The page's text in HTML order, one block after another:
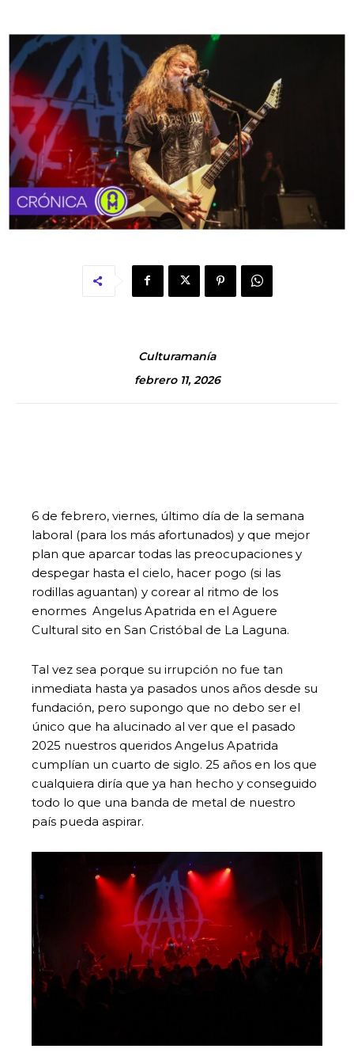
Culturamanía
febrero 11, 2026
6 de febrero, viernes, último día de la semana
laboral (para los más afortunados) y que mejor
plan que aparcar todas las preocupaciones y
despegar hasta el cielo, hacer pogo (si las
rodillas aguantan) y corear al ritmo de los
enormes Angelus Apatrida en el Aguere
Cultural sito en San Cristóbal de La Laguna.
Tal vez sea porque su irrupción no fue tan
inmediata hasta ya pasados unos años desde su
fundación, pero supongo que no debo ser el
único que ha alucinado al ver que el pasado
2025 nuestros queridos Angelus Apatrida
cumplían un cuarto de siglo. 25 años en los que
cualquiera diría que ya han hecho y conseguido
todo lo que una banda de metal de nuestro
país pueda aspirar.